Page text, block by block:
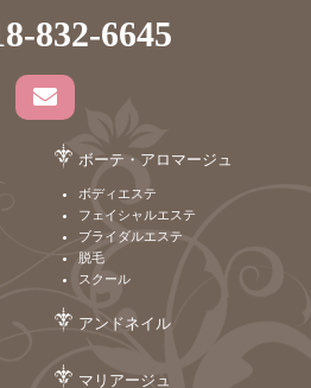
832-6645
ボーテ・アロマージュ
ボディエステ
フェイシャルエステ
ブライダルエステ
脱毛
スクール
アンドネイル
マリアージュ